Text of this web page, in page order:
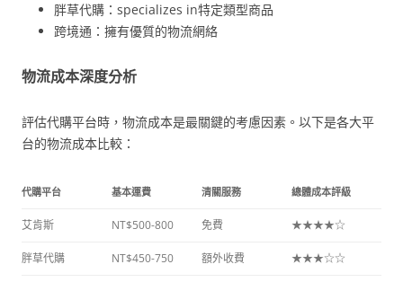
胖草代購：specializes in特定類型商品
跨境通：擁有優質的物流網絡
物流成本深度分析
評估代購平台時，物流成本是最關鍵的考慮因素。以下是各大平
台的物流成本比較：
代購平台 基本運費 清關服務 總體成本評級
艾肯斯 NT$500-800 免費 ★★★★☆
胖草代購 NT$450-750 額外收費 ★★★☆☆